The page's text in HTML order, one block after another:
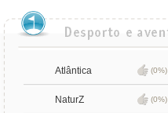
Atlântica (0%)
NaturZ (0%)